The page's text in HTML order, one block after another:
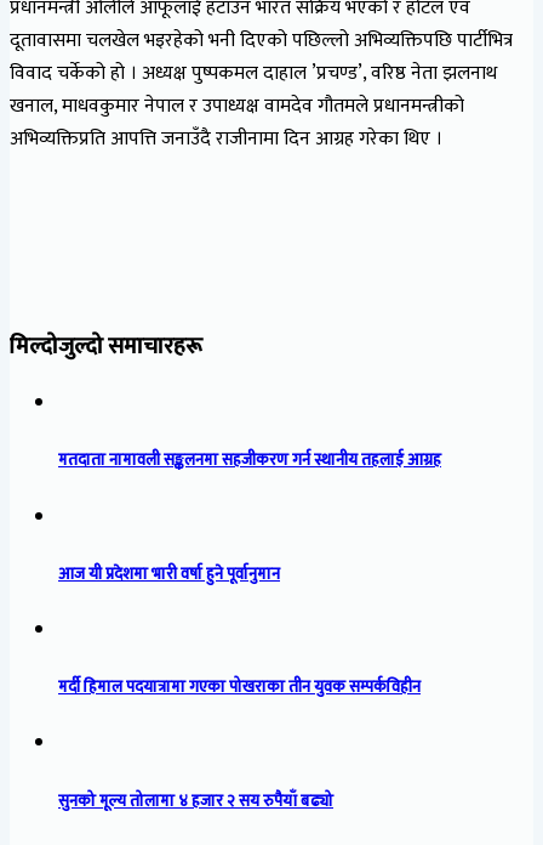
प्रधानमन्त्री ओलीले आफूलाई हटाउन भारत सक्रिय भएको र होटल एवं
दूतावासमा चलखेल भइरहेको भनी दिएको पछिल्लो अभिव्यक्तिपछि पार्टीभित्र
विवाद चर्केको हो । अध्यक्ष पुष्पकमल दाहाल ’प्रचण्ड’, वरिष्ठ नेता झलनाथ
खनाल, माधवकुमार नेपाल र उपाध्यक्ष वामदेव गौतमले प्रधानमन्त्रीको
अभिव्यक्तिप्रति आपत्ति जनाउँदै राजीनामा दिन आग्रह गरेका थिए ।
मिल्दोजुल्दो समाचारहरू
मतदाता नामावली सङ्कलनमा सहजीकरण गर्न स्थानीय तहलाई आग्रह
आज यी प्रदेशमा भारी वर्षा हुने पूर्वानुमान
मर्दी हिमाल पदयात्रामा गएका पोखराका तीन युवक सम्पर्कविहीन
सुनको मूल्य तोलामा ४ हजार २ सय रुपैयाँ बढ्यो